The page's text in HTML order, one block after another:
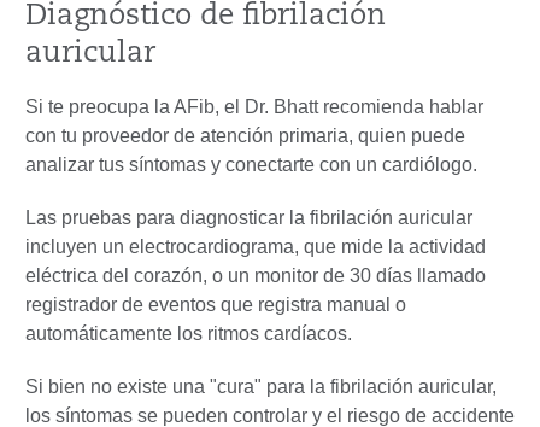
Diagnóstico de fibrilación
auricular
Si te preocupa la AFib, el Dr. Bhatt recomienda hablar
con tu proveedor de atención primaria, quien puede
analizar tus síntomas y conectarte con un cardiólogo.
Las pruebas para diagnosticar la fibrilación auricular
incluyen un electrocardiograma, que mide la actividad
eléctrica del corazón, o un monitor de 30 días llamado
registrador de eventos que registra manual o
automáticamente los ritmos cardíacos.
Si bien no existe una "cura" para la fibrilación auricular,
los síntomas se pueden controlar y el riesgo de accidente